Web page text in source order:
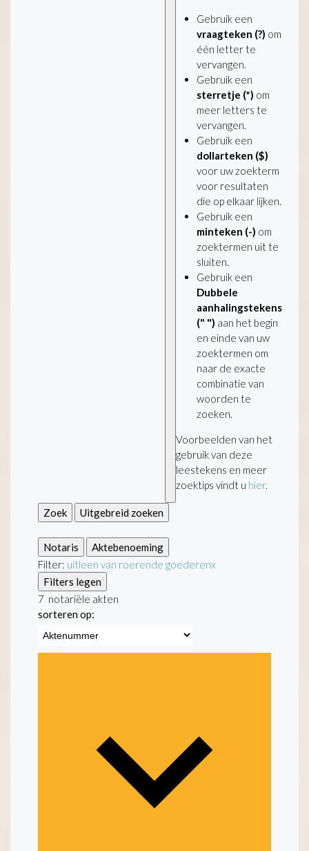
Gebruik een
vraagteken (?) om
één letter te
vervangen.
Gebruik een
sterretje (*) om
meer letters te
vervangen.
Gebruik een
dollarteken ($)
voor uw zoekterm
voor resultaten
die op elkaar lijken.
Gebruik een
minteken (-) om
zoektermen uit te
sluiten.
Gebruik een
Dubbele
aanhalingstekens
(" ") aan het begin
en einde van uw
zoektermen om
naar de exacte
combinatie van
woorden te
zoeken.
Voorbeelden van het
gebruik van deze
leestekens en meer
zoektips vindt u hier.
Zoek Uitgebreid zoeken
Notaris
Aktebenoeming
Filter: uitleen van roerende goederenx
Filters legen
7 notariële akten
sorteren op: